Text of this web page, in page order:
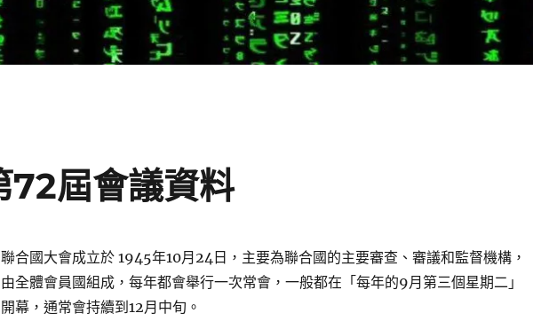
72屆會議資料
聯合國大會成立於 1945年10月24日，主要為聯合國的主要審查、審議和監督機構，
由全體會員國組成，每年都會舉行一次常會，一般都在「每年的9月第三個星期二」
開幕，通常會持續到12月中旬。